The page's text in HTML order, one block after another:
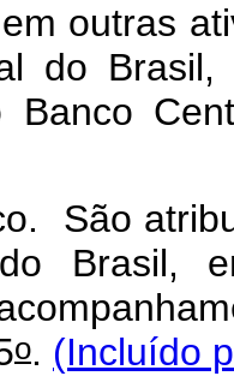
outras
do Brasil,
Banco
São
Brasil,
o. (Incluído